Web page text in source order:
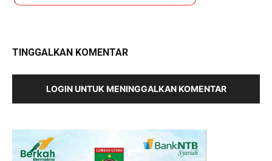
TINGGALKAN KOMENTAR
LOGIN UNTUK MENINGGALKAN KOMENTAR